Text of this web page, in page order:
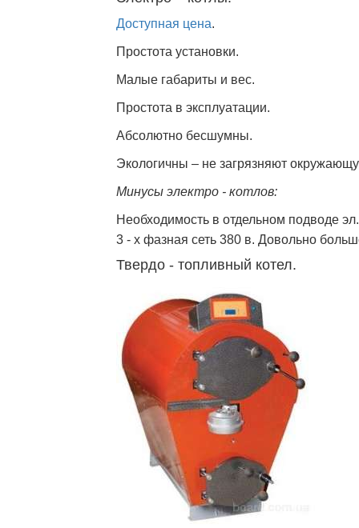
Доступная цена.
Простота установки.
Малые габариты и вес.
Простота в эксплуатации.
Абсолютно бесшумны.
Экологичны – не загрязняют
Минусы электро - котлов:
Необходимость в отдельном подводе
3 - х фазная сеть 380 в. Довольно
Твердо - топливный котел.